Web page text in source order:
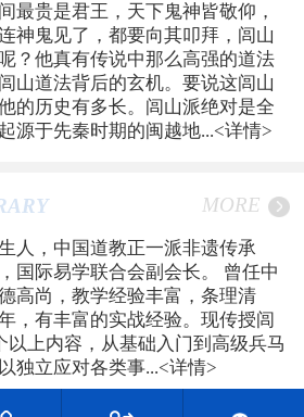
最贵是君王，天下鬼神皆敬仰，
神鬼见了，都要向其叩拜，闾山
？他真有传说中那么高强的道法
山道法背后的玄机。要说这闾山
的历史有多长。闾山派绝对是全
源于先秦时期的闽越地...<详情>
MORE
人，中国道教正一派非遗传承
国际易学联合会副会长。 曾任中
高尚，教学经验丰富，条理清
，有丰富的实战经验。现传授闾
以上内容，从基础入门到高级兵马
独立应对各类事...<详情>